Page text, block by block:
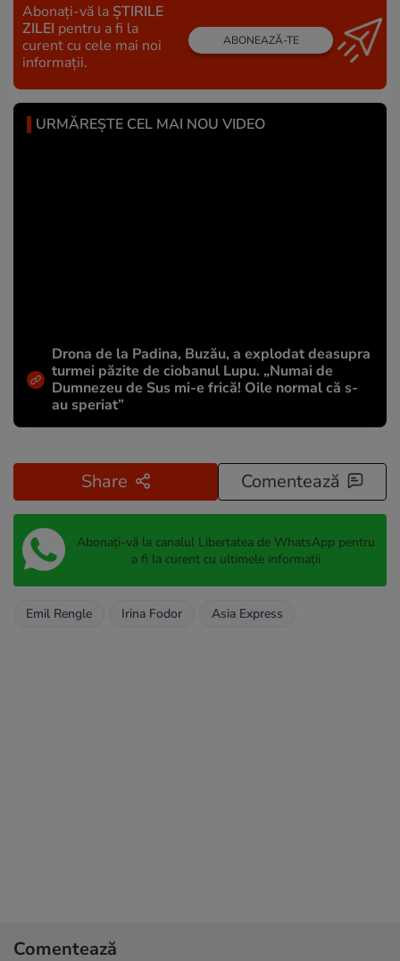
Abonați-vă la ȘTIRILE
ZILEI pentru a fi la
curent cu cele mai noi
informații.
ABONEAZĂ-TE
URMĂREȘTE CEL MAI NOU VIDEO
Drona de la Padina, Buzău, a explodat deasupra
turmei păzite de ciobanul Lupu. „Numai de
Dumnezeu de Sus mi-e frică! Oile normal că s-
au speriat”
Share Comentează
Abonați-vă la canalul Libertatea de WhatsApp pentru
a fi la curent cu ultimele informații
Emil Rengle Irina Fodor Asia Express
Comentează